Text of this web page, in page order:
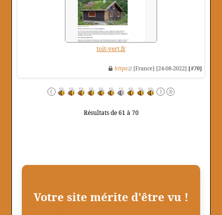
toit-vert.fr
https:// [France] [24-08-2022] [#70]
Résultats de 61 à 70
Votre site mérite d'être vu !